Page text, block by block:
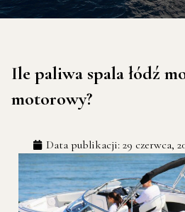
Ile paliwa spala łódź
motorowy?
Data publikacji: 29 czerwca,